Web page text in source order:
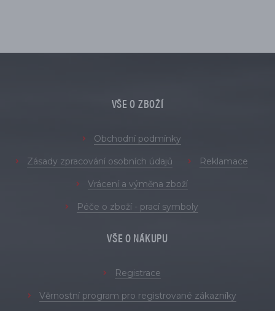
VŠE O ZBOŽÍ
Obchodní podmínky
Zásady zpracování osobních údajů Reklamace
Vrácení a výměna zboží
Péče o zboží - prací symboly
VŠE O NÁKUPU
Registrace
Věrnostní program pro registrované zákazníky